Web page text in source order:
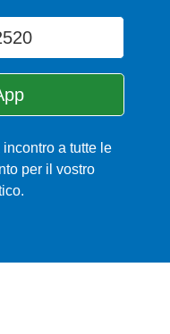
incontro a tutte le
per il vostro